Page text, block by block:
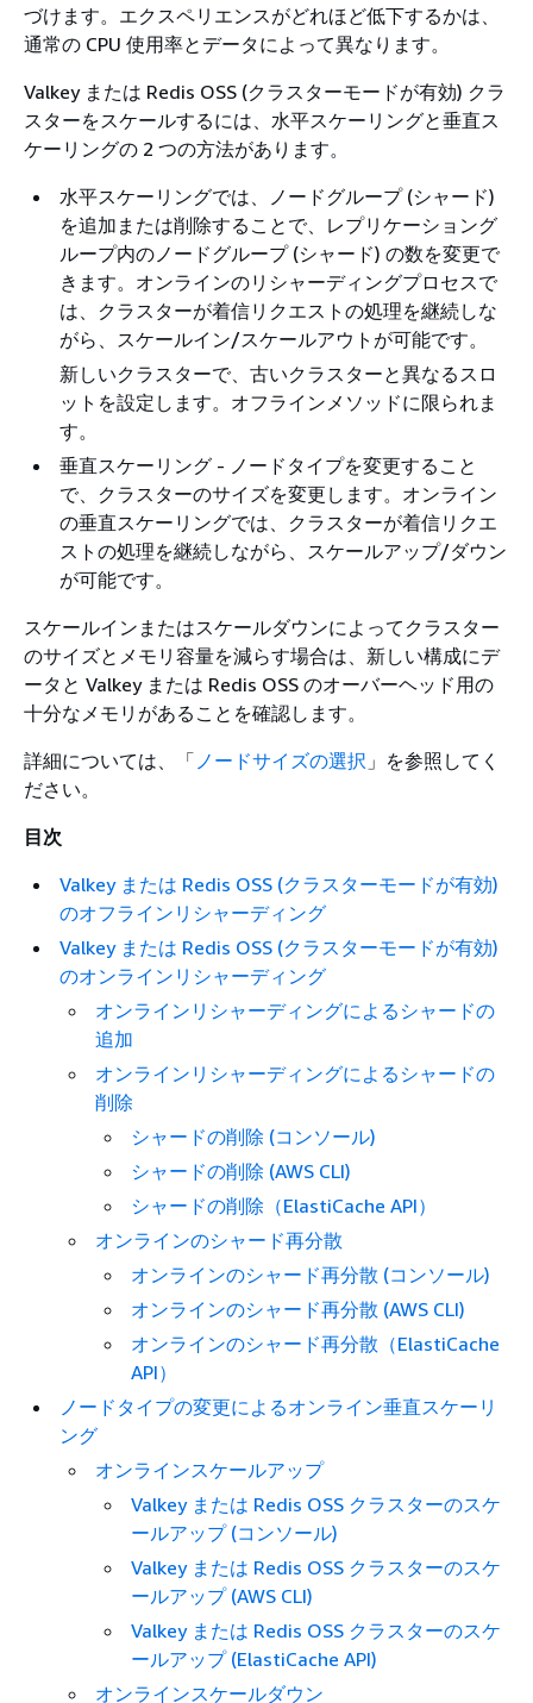
づけます。エクスペリエンスがどれほど低下するかは、
通常の CPU 使用率とデータによって異なります。
Valkey または Redis OSS (クラスターモードが有効) クラ
スターをスケールするには、水平スケーリングと垂直ス
ケーリングの 2 つの方法があります。
水平スケーリングでは、ノードグループ (シャード)
を追加または削除することで、レプリケーショング
ループ内のノードグループ (シャード) の数を変更で
きます。オンラインのリシャーディングプロセスで
は、クラスターが着信リクエストの処理を継続しな
がら、スケールイン/スケールアウトが可能です。
新しいクラスターで、古いクラスターと異なるスロ
ットを設定します。オフラインメソッドに限られま
す。
垂直スケーリング - ノードタイプを変更すること
で、クラスターのサイズを変更します。オンライン
の垂直スケーリングでは、クラスターが着信リクエ
ストの処理を継続しながら、スケールアップ/ダウン
が可能です。
スケールインまたはスケールダウンによってクラスター
のサイズとメモリ容量を減らす場合は、新しい構成にデ
ータと Valkey または Redis OSS のオーバーヘッド用の
十分なメモリがあることを確認します。
詳細については、「 ノードサイズの選択 」を参照してく
ださい。
目次
Valkey または Redis OSS (クラスターモードが有効)
のオフラインリシャーディング
Valkey または Redis OSS (クラスターモードが有効)
のオンラインリシャーディング
オンラインリシャーディングによるシャードの
追加
オンラインリシャーディングによるシャードの
削除
シャードの削除 (コンソール)
シャードの削除 (AWS CLI)
シャードの削除（ElastiCache API）
オンラインのシャード再分散
オンラインのシャード再分散 (コンソール)
オンラインのシャード再分散 (AWS CLI)
オンラインのシャード再分散（ElastiCache
API）
ノードタイプの変更によるオンライン垂直スケーリ
ング
オンラインスケールアップ
Valkey または Redis OSS クラスターのスケ
ールアップ (コンソール)
Valkey または Redis OSS クラスターのスケ
ールアップ (AWS CLI)
Valkey または Redis OSS クラスターのスケ
ールアップ (ElastiCache API)
オンラインスケールダウン